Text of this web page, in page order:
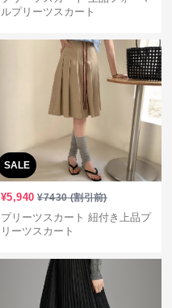
ルプリーツスカート
SALE
¥5,940 ¥7430(割引前)
プリーツスカート 紐付き上品プ
リーツスカート